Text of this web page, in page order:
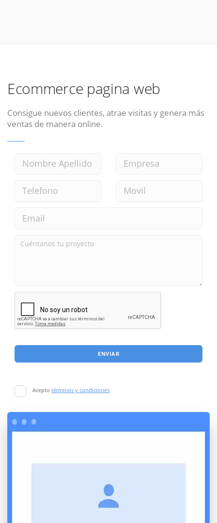
Ecommerce pagina web
Consigue nuevos clientes, atrae visitas y genera más
ventas de manera online.
ENVIAR
Acepto términos y condiciones